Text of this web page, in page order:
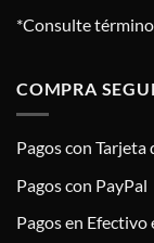
*Consulte
COMPRA
Pagos con
Pagos con PayPal
Pagos en Efectivo